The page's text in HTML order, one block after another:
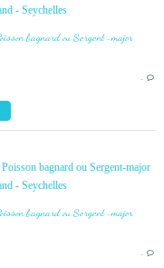
- Seychelles
…
bagnard ou Sergent-major
- Seychelles
…